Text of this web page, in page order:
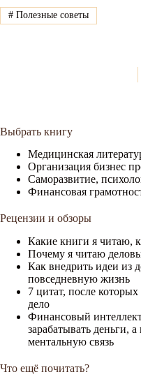
#Полезные советы
Выбрать книгу
Медицинская
Организация бизнес
Саморазвитие,
Финансовая
Рецензии и обзоры
Какие книги я читаю,
Почему я читаю
Как внедрить идеи из
повседневную жизнь
7 цитат, после
дело
Финансовый
зарабатывать деньги,
ментальную связь
Что ещё почитать?